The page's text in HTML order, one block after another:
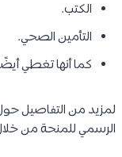
الكتب.
التأمين الصحي.
كما أنها تغطي
لمزيد من التفاصيل
الرسمي للمنحة من